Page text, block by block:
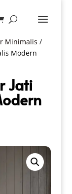
Minimalis /
Modern
Jati